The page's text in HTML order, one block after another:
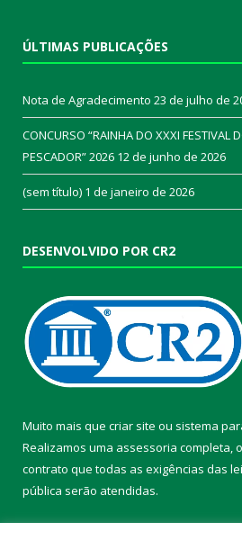
ÚLTIMAS PUBLICAÇÕES
Nota de Agradecimento 23 de julho de
CONCURSO “RAINHA DO XXXI FESTIVAL
PESCADOR” 2026 12 de junho de 2026
(sem título) 1 de janeiro de 2026
DESENVOLVIDO POR CR2
Muito mais que criar site ou sistema
Realizamos uma assessoria completa,
contrato que todas as exigências das
pública serão atendidas.